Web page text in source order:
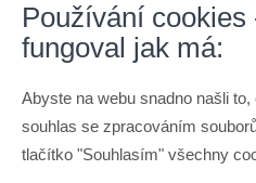
Chci prodat nemovitost
Nabídka nemovitostí
JAK PRACUJI
Používání cookies
fungoval jak má:
Abyste na webu snadno našli
souhlas se zpracováním
tlačítko "Souhlasím" všechny